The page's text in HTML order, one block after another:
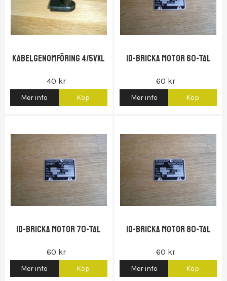
Kabelgenomföring 4/5vxl
40 kr
Mer info Köp
Id-bricka motor 60-tal
60 kr
Mer info Köp
Id-bricka motor 70-tal
60 kr
Mer info Köp
Id-bricka motor 80-tal
60 kr
Mer info Köp